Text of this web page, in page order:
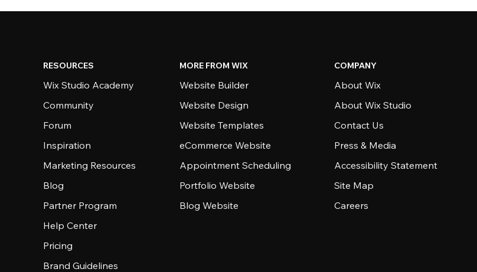
RESOURCES
Wix Studio Academy
Community
Forum
Inspiration
Marketing Resources
Blog
Partner Program
Help Center
Pricing
Brand Guidelines
MORE FROM WIX
Website Builder
Website Design
Website Templates
eCommerce Website
Appointment Scheduling
Portfolio Website
Blog Website
COMPANY
About Wix
About Wix Studio
Contact Us
Press & Media
Accessibility Statement
Site Map
Careers